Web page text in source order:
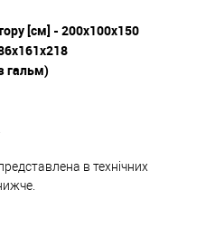
[см] - 200x100x150
гальм)
​​в технічних